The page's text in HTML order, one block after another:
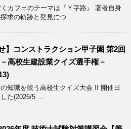
カフェのテーマは『Ｙ字路』 著者自身
求の軌跡と発見につ ...
】コンストラクション甲子園 第2回
高校生建設業クイズ選手権－
知識を競う高校生クイズ大会 !! 開催日
た(2026/5 ...